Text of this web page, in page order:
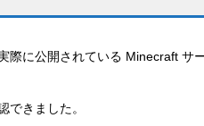
に公開されている Minecraft サ
できました。